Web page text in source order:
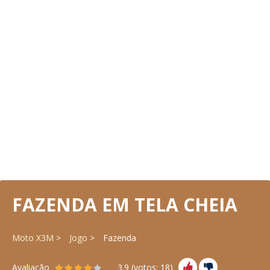
FAZENDA EM TELA CHEIA
Moto X3M Jogo Fazenda
Avaliação 3.9 (votos:18)